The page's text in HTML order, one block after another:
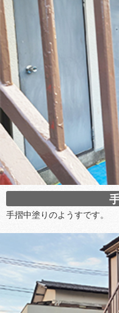
手摺中塗りのようすです。